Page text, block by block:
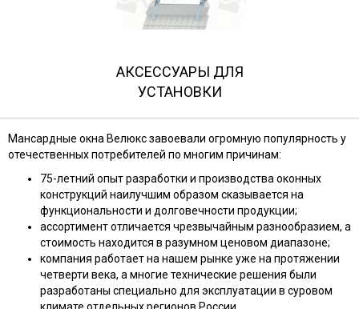
АКСЕССУАРЫ ДЛЯ
УСТАНОВКИ
Мансардные окна Велюкс завоевали огромную популярность у
отечественных потребителей по многим причинам:
75-летний опыт разработки и производства оконных
конструкций наилучшим образом сказывается на
функциональности и долговечности продукции;
ассортимент отличается чрезвычайным разнообразием, а
стоимость находится в разумном ценовом диапазоне;
компания работает на нашем рынке уже на протяжении
четверти века, а многие технические решения были
разработаны специально для эксплуатации в суровом